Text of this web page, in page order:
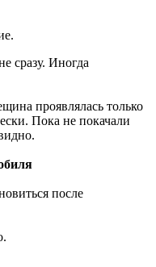
сразу. Иногда
проявлялась только
Пока не покачали
после